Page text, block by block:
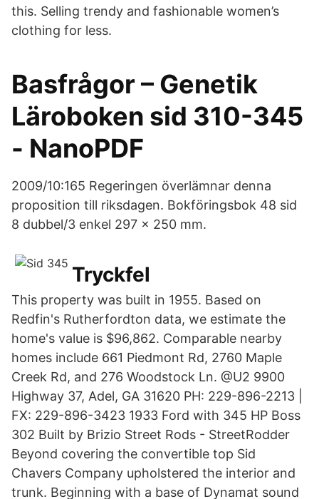
this. Selling trendy and fashionable women’s
clothing for less.
Basfrågor – Genetik
Läroboken sid 310-345
- NanoPDF
2009/10:165 Regeringen överlämnar denna
proposition till riksdagen. Bokföringsbok 48 sid
8 dubbel/3 enkel 297 x 250 mm.
Tryckfel
This property was built in 1955. Based on
Redfin's Rutherfordton data, we estimate the
home's value is $96,862. Comparable nearby
homes include 661 Piedmont Rd, 2760 Maple
Creek Rd, and 276 Woodstock Ln. @U2 9900
Highway 37, Adel, GA 31620 PH: 229-896-2213 |
FX: 229-896-3423 1933 Ford with 345 HP Boss
302 Built by Brizio Street Rods - StreetRodder
Beyond covering the convertible top Sid
Chavers Company upholstered the interior and
trunk. Beginning with a base of Dynamat sound